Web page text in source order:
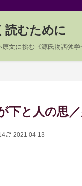
読むために
文に挑む《源氏物語独学
下と人の思
2021-04-13